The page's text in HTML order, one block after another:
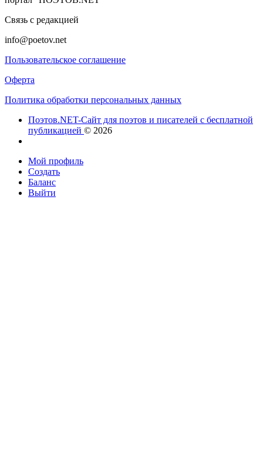
Связь с редакцией
info@poetov.net
Пользовательское соглашение
Оферта
Политика обработки персональных данных
Поэтов.NET-Сайт для поэтов и писателей с бесплатной
публикацией © 2026
Мой профиль
Создать
Баланс
Выйти